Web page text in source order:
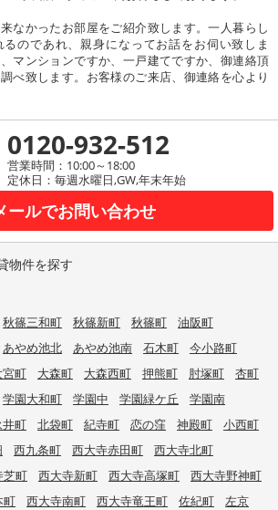
なかったお部屋をご紹介致します。一人暮らし
のであれ、親身になってお話をお伺い致しま
マンションですか、一戸建てですか、御連絡頂
べ致します。お客様のご来店、御連絡を心より
0120-932-512
営業時間：10:00～18:00
定休日：毎週水曜日,GW,年末年始
ールでお問い合わせ
物件を探す
秋篠三和町 秋篠新町 秋篠町
油阪町
あやめ池北 あやめ池南 石木町
今小路町
宮町 大森町 大森西町 押熊町 肘塚町
杏町
学園大和町 学園中 学園緑ケ丘
学園南
町 北袋町 紀寺町 恋の窪 神殿町
小西町
西九条町 西大寺赤田町
西大寺北町
芝町 西大寺新町 西大寺高塚町
西大寺野神町
町 西大寺南町 西大寺竜王町 佐紀町
左京